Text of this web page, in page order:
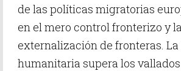
de las políticas migratorias
en el mero control fronterizo y la
externalización de fronteras.
humanitaria supera los